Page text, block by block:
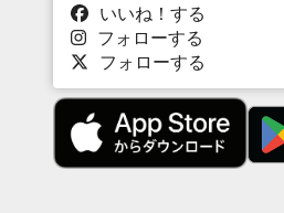
いいね！する
フォローする
フォローする